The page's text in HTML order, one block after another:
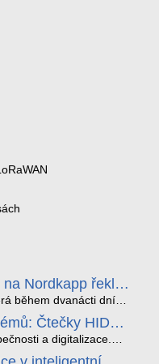
Nordkapp řekla
během dvanácti dní
jsme vzali na trasu z
Laponsko až na
až −13 °C a mimo
Čtečky HID
a digitalizace.